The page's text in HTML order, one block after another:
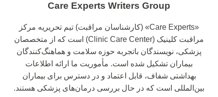
Care Experts Writers Group
«Care Experts» (کارشناسان مراقبت) تیم تحریریه مرکز
مراقبت کلینیک (Clinic Care Center) است که از متخصصان
پزشکی، نویسندگان باتجربه حوزه سلامت و هماهنگ‌کنندگان
بیماران تشکیل شده است. مأموریت ما ارائه اطلاعات
بهداشتی شفاف، قابل اعتماد و در دسترس برای بیماران
بین‌المللی است که در حال بررسی درمان‌های پزشکی هستند.